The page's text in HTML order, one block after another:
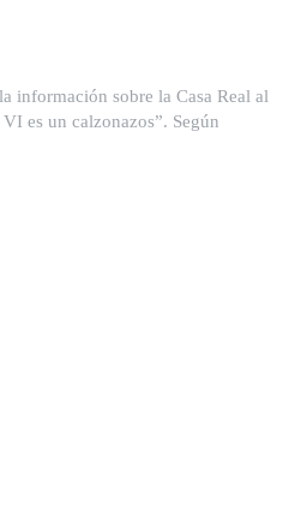
información sobre la Casa Real al
es un calzonazos”. Según